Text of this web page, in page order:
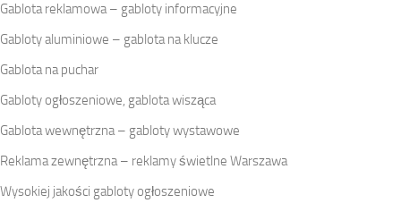
Gablota reklamowa – gabloty informacyjne
Gabloty aluminiowe – gablota na klucze
Gablota na puchar
Gabloty ogłoszeniowe, gablota wisząca
Gablota wewnętrzna – gabloty wystawowe
Reklama zewnętrzna – reklamy świetlne Warszawa
Wysokiej jakości gabloty ogłoszeniowe